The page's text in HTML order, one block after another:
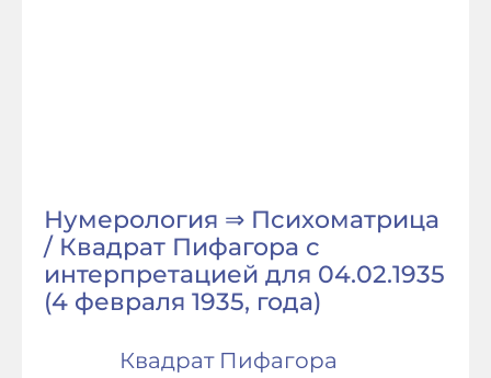
Нумерология ⇒ Психоматрица
/ Квадрат Пифагора с
интерпретацией для 04.02.1935
(4 февраля 1935, года)
Квадрат Пифагора